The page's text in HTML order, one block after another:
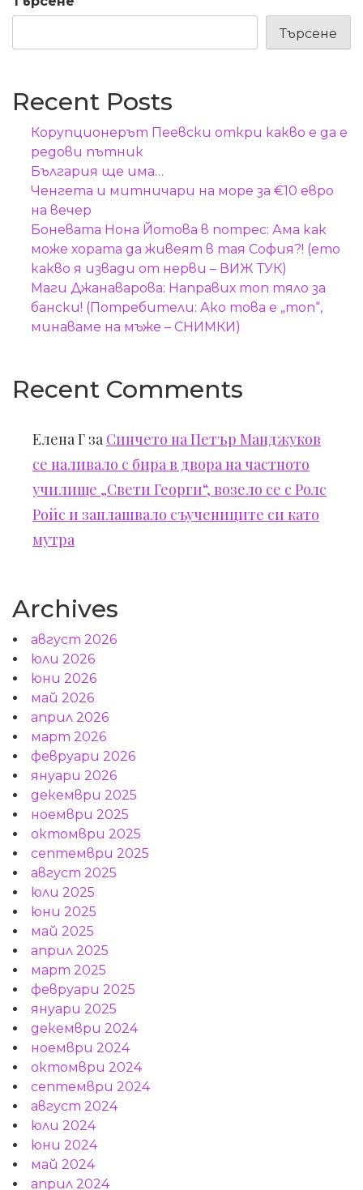
Търсене
Recent Posts
Корупционерът Пеевски откри какво е да е
редови пътник
България ще има…
Ченгета и митничари на море за €10 евро
на вечер
Боневата Нона Йотова в потрес: Ама как
може хората да живеят в тая София?! (ето
какво я извади от нерви – ВИЖ ТУК)
Маги Джанаварова: Направих топ тяло за
бански! (Потребители: Ако това е „топ“,
минаваме на мъже – СНИМКИ)
Recent Comments
Елена Г за Синчето на Петър Манджуков
се наливало с бира в двора на частното
училище „Свети Георги“, возело се с Ролс
Ройс и заплашвало съучениците си като
мутра
Archives
август 2026
юли 2026
юни 2026
май 2026
април 2026
март 2026
февруари 2026
януари 2026
декември 2025
ноември 2025
октомври 2025
септември 2025
август 2025
юли 2025
юни 2025
май 2025
април 2025
март 2025
февруари 2025
януари 2025
декември 2024
ноември 2024
октомври 2024
септември 2024
август 2024
юли 2024
юни 2024
май 2024
април 2024